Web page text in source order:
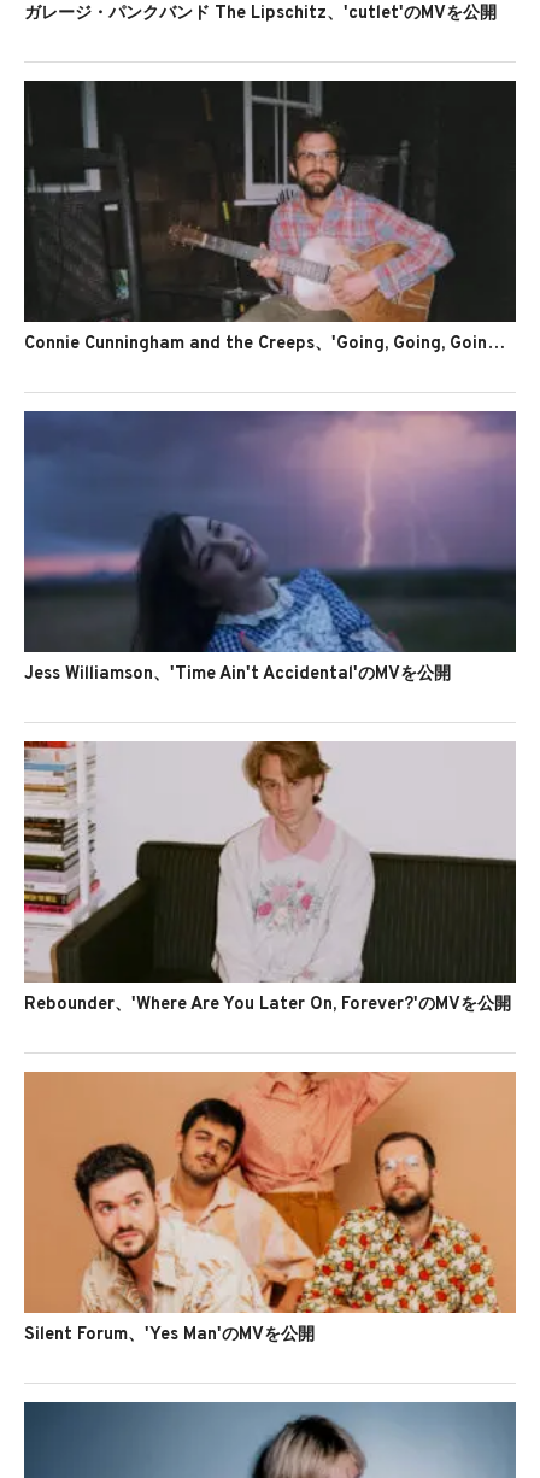
ガレージ・パンクバンド The Lipschitz、'cutlet'のMVを公開
Connie Cunningham and the Creeps、'Going, Going, Going, Gone'を公開
Jess Williamson、'Time Ain't Accidental'のMVを公開
Rebounder、'Where Are You Later On, Forever?'のMVを公開
Silent Forum、'Yes Man'のMVを公開